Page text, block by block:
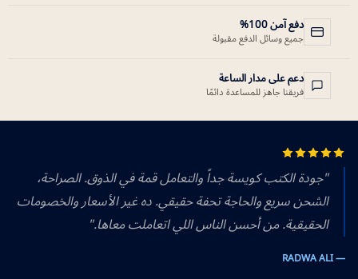
دفع آمن 100%
جميع وسائل الدفع مقبولة
دعم على مدار الساعة
فريقنا جاهز للمساعدة دائمًا
"جودة الكتب كويسة جداً والتعامل قمة في الذوق. الصراحة،
الشحن سريع والحاجة تحفة حقيقي. ده غير الأسعار والخصومات
الحقيقية. من أحسن الناس اللي اتعاملت معاها."
— RADWA ALI